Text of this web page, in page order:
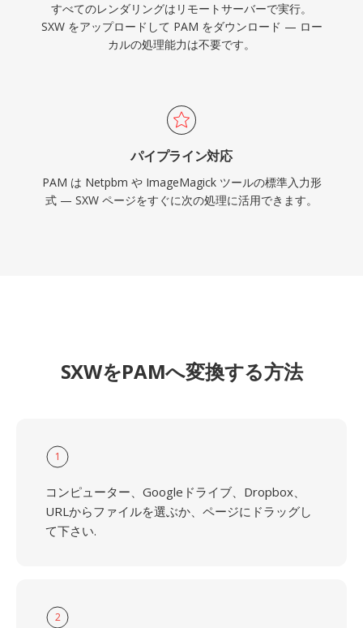
すべてのレンダリングはリモートサーバーで実行。
SXW をアップロードして PAM をダウンロード — ロー
カルの処理能力は不要です。
パイプライン対応
PAM は Netpbm や ImageMagick ツールの標準入力形
式 — SXW ページをすぐに次の処理に活用できます。
SXWをPAMへ変換する方法
1
コンピューター、Googleドライブ、Dropbox、
URLからファイルを選ぶか、ページにドラッグし
て下さい.
2